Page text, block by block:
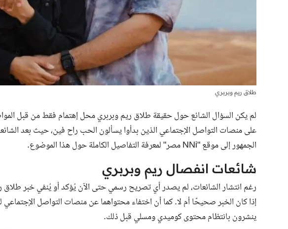
طلاق ريم وبربري
لم يكن السؤال الشائع حول حقيقة طلاق ريم وبربري محل إهتمام فقط من قبل
على منصات التواصل الإجتماعي الذين بدأوا يسألون الحب راح فين، حيث بعد
الجمهور إلى موقع "NNi مصر" لمعرفة التفاصيل الكاملة حول هذا الموضوع.
شائعات انفصال ريم وبربري
رغم انتشار الشائعات، لم يصدر أي تصريح رسمي حتى الآن يُؤكد أو يُنفي خبرطلاق
إذا كان الخبر صحيحًا أم لا. كما أن اختفاء محتواهما عن منصات التواصل الإجتماعي
ينشرون بانتظام محتوى كوميدي ومسلي قبل ذلك.